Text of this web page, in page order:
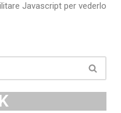
Javascript per vederlo